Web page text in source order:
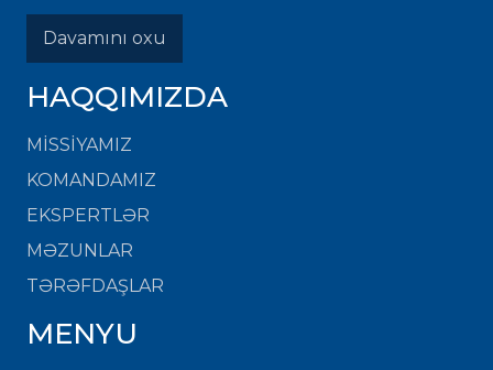
Davamını oxu
HAQQIMIZDA
MISSIYAMIZ
KOMANDAMIZ
EKSPERTLƏR
MƏZUNLAR
TƏRƏFDAŞLAR
MENYU